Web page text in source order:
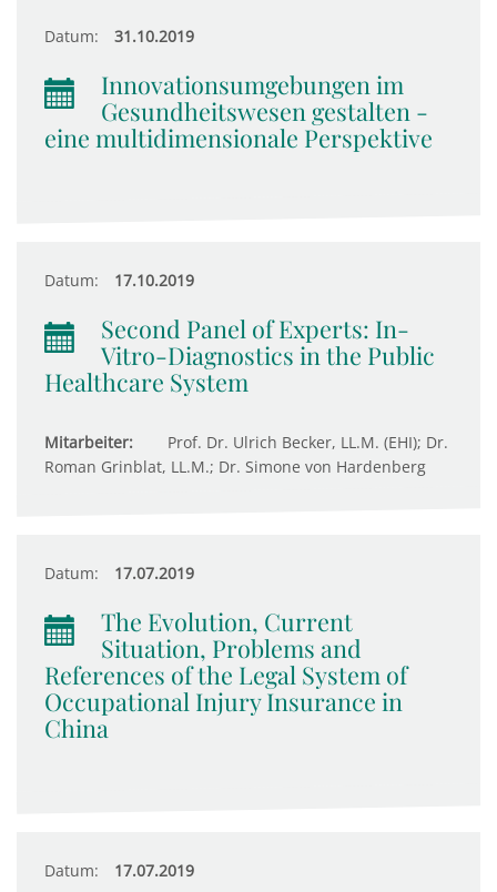
Datum: 31.10.2019
Innovationsumgebungen im
Gesundheitswesen gestalten -
eine multidimensionale Perspektive
Datum: 17.10.2019
Second Panel of Experts: In-
Vitro-Diagnostics in the Public
Healthcare System
Mitarbeiter:
Prof. Dr. Ulrich Becker, LL.M. (EHI); Dr.
Roman Grinblat, LL.M.; Dr. Simone von Hardenberg
Datum: 17.07.2019
The Evolution, Current
Situation, Problems and
References of the Legal System of
Occupational Injury Insurance in
China
Datum: 17.07.2019